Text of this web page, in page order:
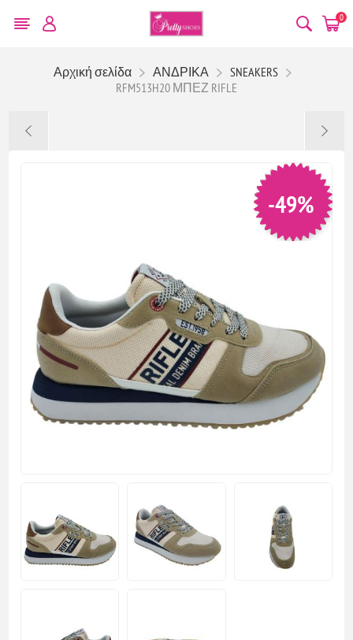
0
Αρχική σελίδα ΑΝΔΡΙΚΑ
SNEAKERS
RFM513H20 ΜΠΕΖ RIFLE
-49%